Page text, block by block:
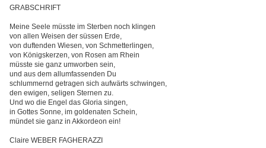
GRABSCHRIFT
Meine Seele müsste im Sterben noch klingen
von allen Weisen der süssen Erde,
von duftenden Wiesen, von Schmetterlingen,
von Königskerzen, von Rosen am Rhein
müsste sie ganz umworben sein,
und aus dem allumfassenden Du
schlummernd getragen sich aufwärts schwingen,
den ewigen, seligen Sternen zu.
Und wo die Engel das Gloria singen,
in Gottes Sonne, im goldenaten Schein,
mündet sie ganz in Akkordeon ein!
Claire WEBER FAGHERAZZI